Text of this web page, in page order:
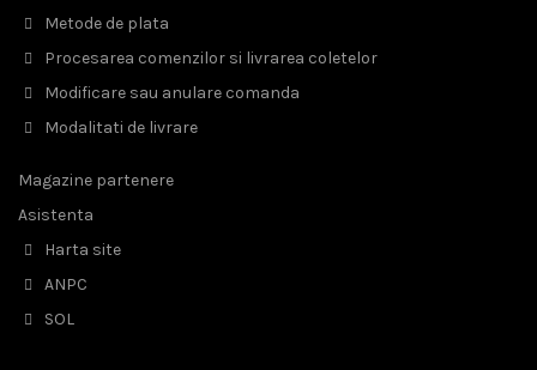
Metode de plata
Procesarea comenzilor si livrarea coletelor
Modificare sau anulare comanda
Modalitati de livrare
Magazine partenere
Asistenta
Harta site
ANPC
SOL